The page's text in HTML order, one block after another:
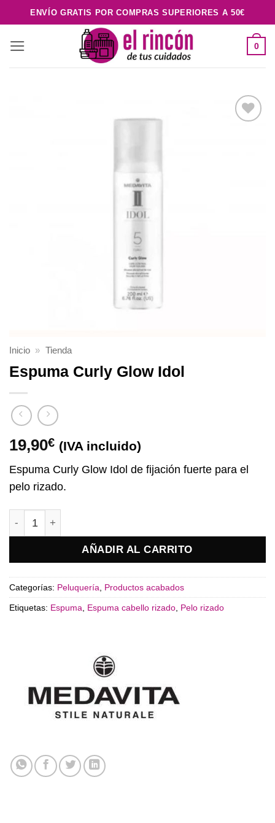
al
contenido
ENVÍO GRATIS POR COMPRAS SUPERIORES A 50€
0
Inicio » Tienda
Espuma Curly Glow Idol
19,90€ (IVA incluido)
Espuma Curly Glow Idol de fijación fuerte para el
pelo rizado.
AÑADIR AL CARRITO
Categorías: Peluquería Productos acabados
Etiquetas: Espuma Espuma cabello rizado Pelo rizado